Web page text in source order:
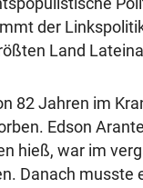
der
Land
82 Jahren im
Edson
hieß, war im
Danach musste